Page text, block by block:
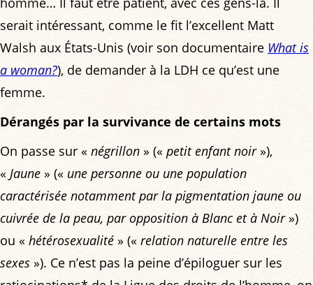
serait intéressant, comme le fit l’excellent Matt
Walsh aux États-Unis (voir son documentaire What is
a woman?), de demander à la LDH ce qu’est une
femme.
Dérangés par la survivance de certains mots
On passe sur « négrillon » (« petit enfant noir»),
« Jaune » (« une personne ou une population
caractérisée notamment par la pigmentation jaune ou
cuivrée de la peau, par opposition à Blanc et à Noir»)
ou « hétérosexualité » (« relation naturelle entre les
sexes »). Ce n’est pas la peine d’épiloguer sur les